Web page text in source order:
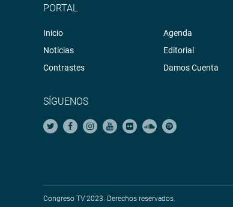
PORTAL
Inicio
Noticias
Contrastes
Agenda
Editorial
Damos Cuenta
SÍGUENOS
Congreso TV 2023. Derechos reservados.